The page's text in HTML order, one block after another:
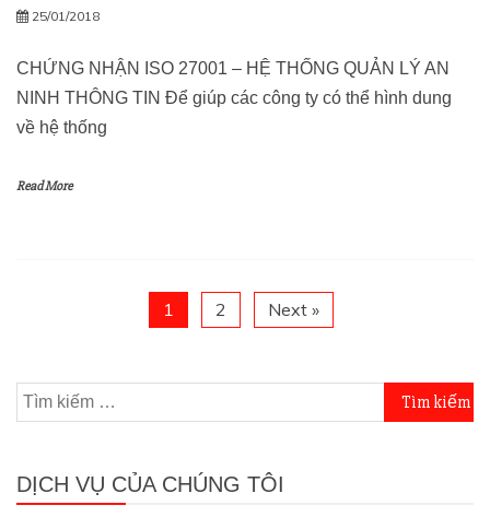
25/01/2018
CHỨNG NHẬN ISO 27001 – HỆ THỐNG QUẢN LÝ AN
NINH THÔNG TIN Để giúp các công ty có thể hình dung
về hệ thống
Read More
1 2 Next »
Tìm
kiếm
DỊCH VỤ CỦA CHÚNG TÔI